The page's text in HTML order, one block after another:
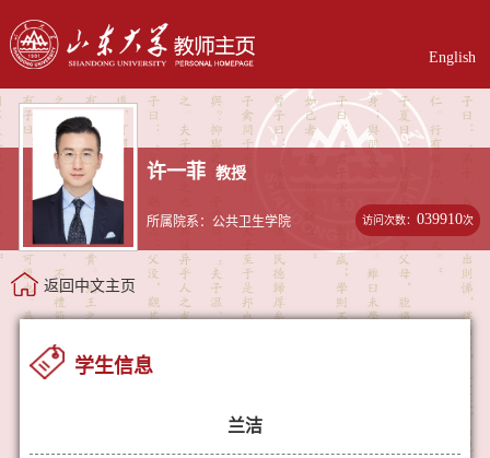
English
许一菲 教授
所属院系：公共卫生学院 访问次数：039910次
返回中文主页
学生信息
兰洁